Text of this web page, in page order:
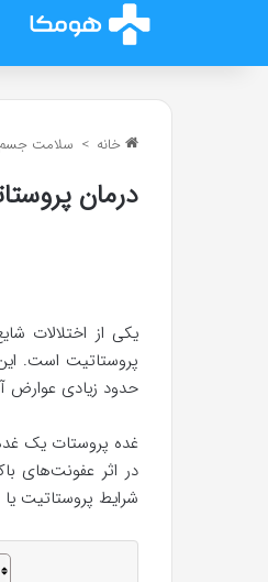
خانه > سلامت جسم
درمان
یکی از اختلالات
پروستاتیت است.
حدود زیادی عوارض
غده پروستات یک
در اثر عفونت‌های
شرایط پروستاتیت